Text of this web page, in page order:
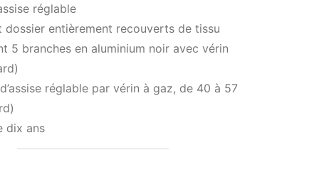
réglable
dossier entièrement recouverts de tissu
5 branches en aluminium noir avec vérin
réglable par vérin à gaz, de 40 à 57
dix ans